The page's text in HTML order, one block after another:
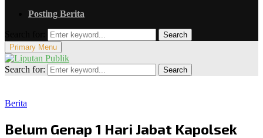
Posting Berita
Search
Primary Menu
Search for: Search
Berita
Belum Genap 1 Hari Jabat Kapolsek